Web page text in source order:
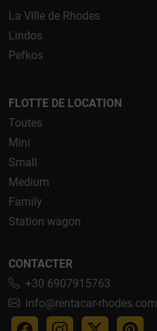
La Ville de Rhodes
Lindos
Pefkos
FLOTTE DE LOCATION
Toutes
Mini
Small
Medium
Family
Station wagon
CONTACTER
+30 6907915763
info@rentacar-rhodes.com